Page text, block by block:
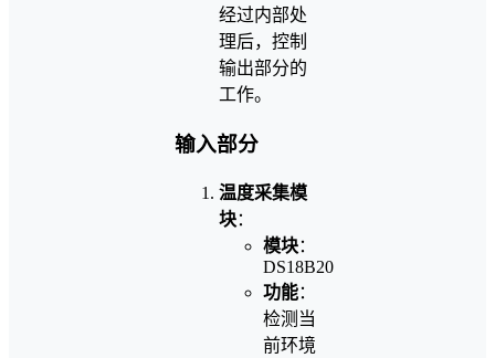
经过内部处
理后，控制
输出部分的
工作。
输入部分
温度采集模
块：
模块：
DS18B20
功能：
检测当
前环境